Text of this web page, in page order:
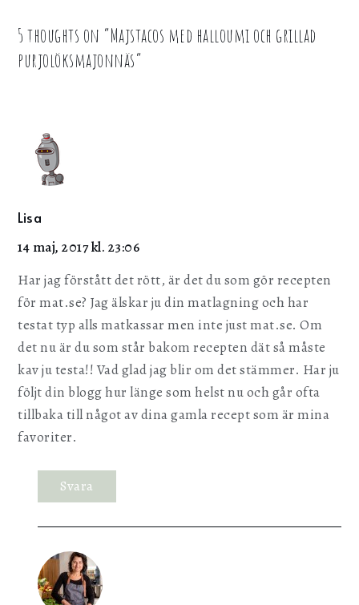
5 thoughts on “Majstacos med halloumi och grillad
purjolöksmajonnäs”
Lisa
14 maj, 2017 kl. 23:06
Har jag förstått det rött, är det du som gör recepten
för mat.se? Jag älskar ju din matlagning och har
testat typ alls matkassar men inte just mat.se. Om
det nu är du som står bakom recepten dät så måste
kav ju testa!! Vad glad jag blir om det stämmer. Har ju
följt din blogg hur länge som helst nu och går ofta
tillbaka till något av dina gamla recept som är mina
favoriter.
Svara